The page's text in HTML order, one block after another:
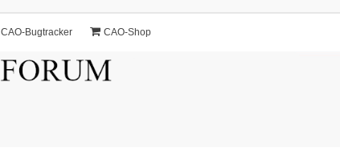
CAO-Bugtracker CAO-Shop